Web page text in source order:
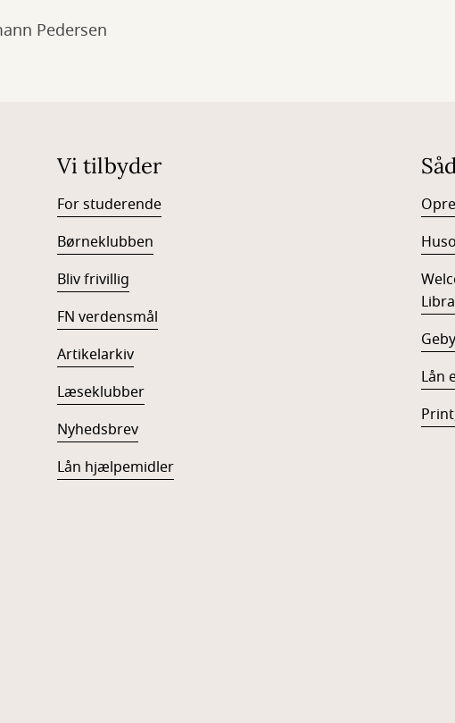
Pedersen
Vi tilbyder
For studerende
Børneklubben
Bliv frivillig
FN verdensmål
Artikelarkiv
Læseklubber
Nyhedsbrev
Lån hjælpemidler
Lån